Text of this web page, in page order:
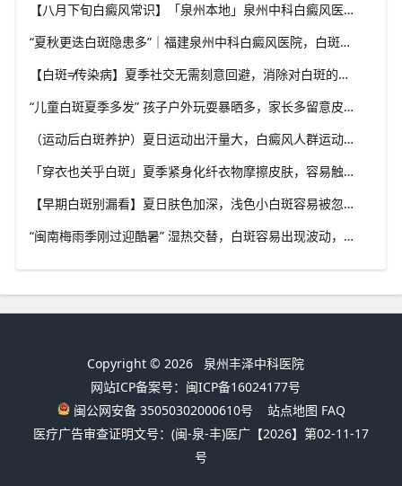
【八月下旬白癜风常识】「泉州本地」泉州中科白癜风医院，换季调适，守护皮肤健康状态
“夏秋更迭白斑隐患多”｜福建泉州中科白癜风医院，白斑出现变化，切莫盲目自行处理
【白斑≠传染病】夏季社交无需刻意回避，消除对白斑的误解，泉州中科白癜风医院科普白癜风基础常识
“儿童白斑夏季多发” 孩子户外玩耍暴晒多，家长多留意皮肤变化，泉州中科白癜风医院浅谈孩童白斑相关护理
（运动后白斑养护）夏日运动出汗量大，白癜风人群运动需兼顾防晒与干爽，泉州中科白癜风医院分享运动注意点
「穿衣也关乎白斑」夏季紧身化纤衣物摩擦皮肤，容易触发同形反应，泉州中科白癜风医院推荐白斑人群穿搭选择
【早期白斑别漏看】夏日肤色加深，浅色小白斑容易被忽略，泉州中科白癜风医院提示发现异常白斑尽早筛查
“闽南梅雨季刚过迎酷暑” 湿热交替，白斑容易出现波动，泉州中科白癜风医院讲解潮湿环境下白斑护理重点
Copyright © 2026 泉州丰泽中科医院
网站ICP备案号：闽ICP备16024177号
闽公网安备 35050302000610号
站点地图 FAQ
医疗广告审查证明文号：(闽-泉-丰)医广【2026】第02-11-17
号